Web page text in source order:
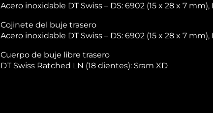
Acero inoxidable DT Swiss – DS: 6902 (15 x 28 x 7 mm),
Cojinete del buje trasero
Acero inoxidable DT Swiss – DS: 6902 (15 x 28 x 7 mm),
Cuerpo de buje libre trasero
DT Swiss Ratched LN (18 dientes): Sram XD